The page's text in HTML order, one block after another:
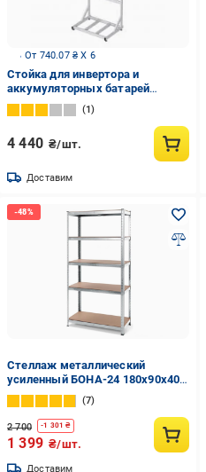
От 740.07 ₴ X 6
Стойка для инвертора и
аккумуляторных батарей
1519x580x438 мм white/белая
крашенный
1
4 440 ₴/шт.
Доставим
Стеллаж металлический
усиленный БОНА-24 180х90х40
см 5 полок МДФ 5 мм Цинк
(17711279)
7
2 700 -1 301 ₴
1 399 ₴/шт.
Доставим